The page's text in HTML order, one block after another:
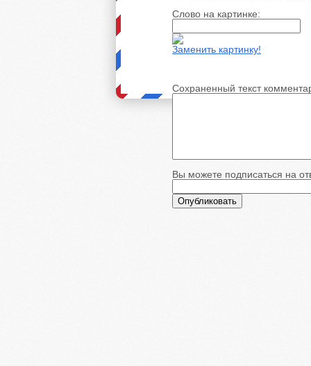
Слово на картинке:
Заменить картинку!
Сохраненный текст
Вы можете подписаться на